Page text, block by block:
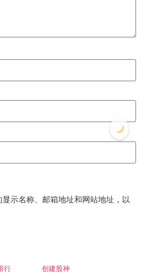
示名称、邮箱地址和网站地址，以
行 创建股神